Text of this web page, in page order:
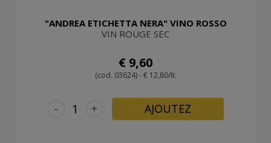
"ANDREA ETICHETTA NERA" VINO ROSSO
VIN ROUGE SEC
€ 9,60
(cod. 03624) - € 12,80/lt.
+
- AJOUTEZ